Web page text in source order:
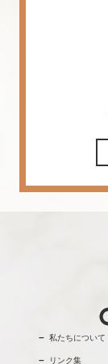
私たちについて
リンク集